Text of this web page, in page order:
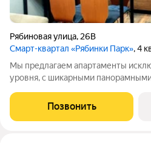
Рябиновая улица, 26В
Смарт-квартал «Рябинки Парк», 4
Мы предлагаем апартаменты
уровня, с шикарными
красивом районе города. Закрытая
Позвонить